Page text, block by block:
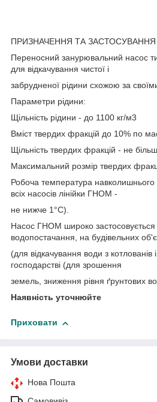
ПРИЗНАЧЕННЯ ТА ЗАСТОСУВАННЯ
Переносний занурювальний насос
для відкачування чистої і
забрудненої рідини схожою за
Параметри рідини:
Щільність рідини - до 1100 кг/м3
Вміст твердих фракцій до 10% по
Щільність твердих фракцій - не
Максимальний розмір твердих
Робоча температура
всіх насосів лінійки ГНОМ -
не нижче 1°C).
Насос ГНОМ широко застосовується
водопостачання, на будівельних
(для відкачування води з котлованів
господарстві (для зрошення
земель, зниження рівня ґрунтових
Наявність уточнюйте
Приховати
Умови доставки
Нова Пошта